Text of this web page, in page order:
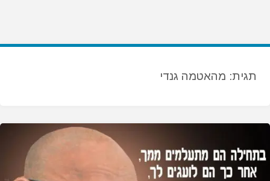
תגית: מהאטמה גנדי